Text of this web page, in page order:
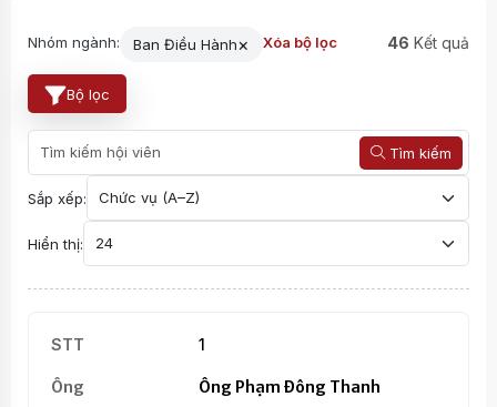
Nhóm ngành: Ban Điều Hành× Xóa bộ lọc 46 Kết quả
Bộ lọc
Tìm kiếm
Sắp xếp:
Hiển thị:
1
Ông Phạm Đông Thanh